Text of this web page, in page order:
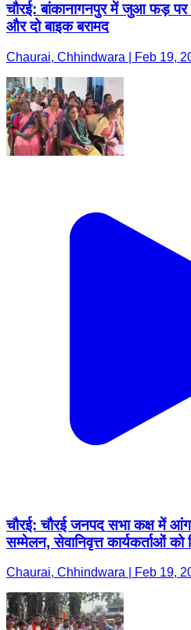
चौरई: बांकानागनपुर में जुआ फड़
और दो बाइक बरामद
Chaurai, Chhindwara | Feb 19,
चौरई: चौरई जनपद सभा कक्ष में
सम्मेलन, सेवानिवृत्त कार्यकर्ताओं को
Chaurai, Chhindwara | Feb 19,